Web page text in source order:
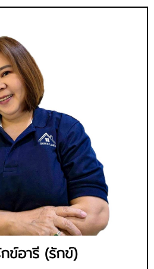
อารี (รักข์)